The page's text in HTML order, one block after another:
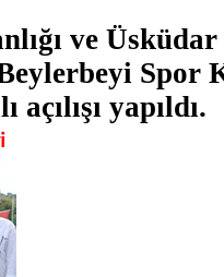
ve
Spor
yapıldı.